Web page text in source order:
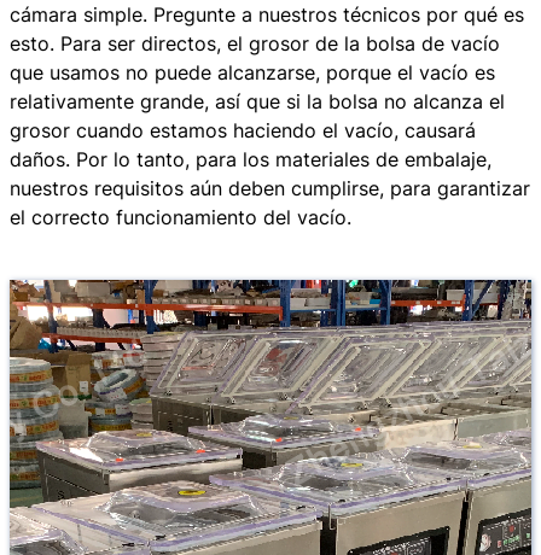
cámara simple. Pregunte a nuestros técnicos por qué es
esto. Para ser directos, el grosor de la bolsa de vacío
que usamos no puede alcanzarse, porque el vacío es
relativamente grande, así que si la bolsa no alcanza el
grosor cuando estamos haciendo el vacío, causará
daños. Por lo tanto, para los materiales de embalaje,
nuestros requisitos aún deben cumplirse, para garantizar
el correcto funcionamiento del vacío.